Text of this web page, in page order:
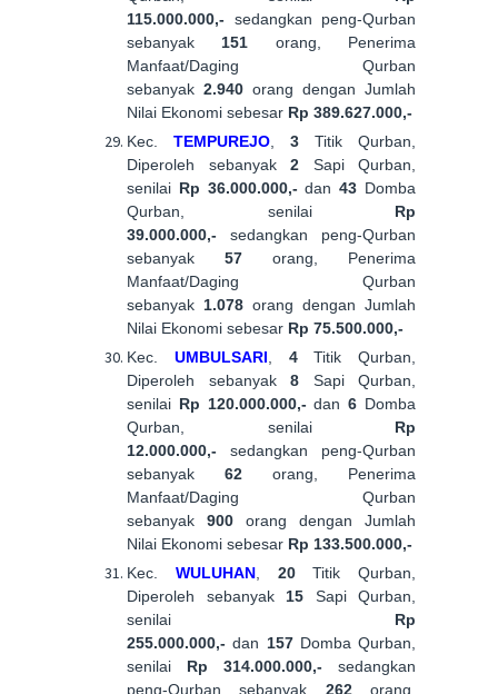
115.000.000,- sedangkan peng-Qurban
sebanyak 151 orang, Penerima
Manfaat/Daging Qurban
sebanyak 2.940 orang dengan Jumlah
Nilai Ekonomi sebesar Rp 389.627.000,-
Kec. TEMPUREJO 3 Titik Qurban,
Diperoleh sebanyak 2 Sapi Qurban,
senilai Rp 36.000.000,-dan43 Domba
Qurban, senilai Rp
39.000.000,- sedangkan peng-Qurban
sebanyak 57 orang, Penerima
Manfaat/Daging Qurban
sebanyak 1.078 orang dengan Jumlah
Nilai Ekonomi sebesar Rp 75.500.000,-
Kec. UMBULSARI 4Titik Qurban,
Diperoleh sebanyak 8 Sapi Qurban,
senilai Rp 120.000.000,-dan6 Domba
Qurban, senilai Rp
12.000.000,- sedangkan peng-Qurban
sebanyak 62 orang, Penerima
Manfaat/Daging Qurban
sebanyak 900 orang dengan Jumlah
Nilai Ekonomi sebesar Rp 133.500.000,-
Kec. WULUHAN, 20Titik Qurban,
Diperoleh sebanyak 15 Sapi Qurban,
senilai Rp
255.000.000,- dan 157Domba Qurban,
senilai Rp 314.000.000,- sedangkan
peng-Qurban sebanyak 262orang,